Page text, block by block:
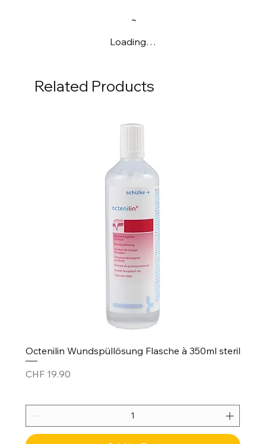
Loading…
Related Products
Octenilin Wundspüllösung Flasche à 350ml steril
Price
CHF 19.90